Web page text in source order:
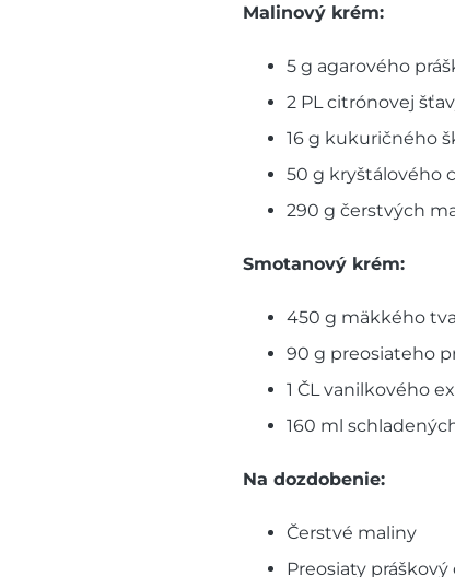
Malinový krém:
5 g agarového
2 PL citrónovej
16 g kukuričného
50 g kryštálového
290 g čerstvých
Smotanový krém:
450 g mäkkého
90 g preosiateho
1 ČL vanilkového
160 ml
Na dozdobenie:
Čerstvé maliny
Preosiaty práškový